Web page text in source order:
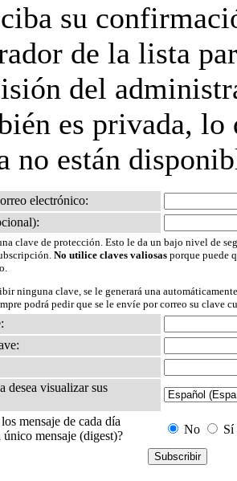
su
de la lista
del
es privada,
no están
electrónico:
clave de protección. Esto le da un bajo nivel de
No utilice claves valiosas porque puede
ninguna clave, se le generará una
podrá pedir que se le envíe por correo su clave
desea visualizar sus
mensaje de cada día
mensaje (digest)?
No Sí